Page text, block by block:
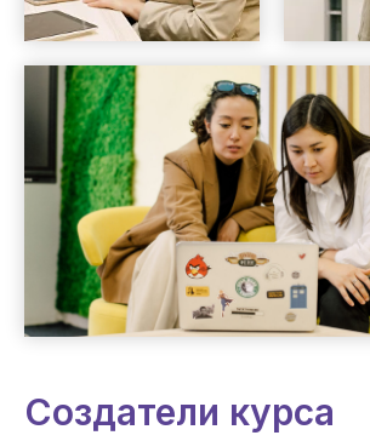
Создатели курса